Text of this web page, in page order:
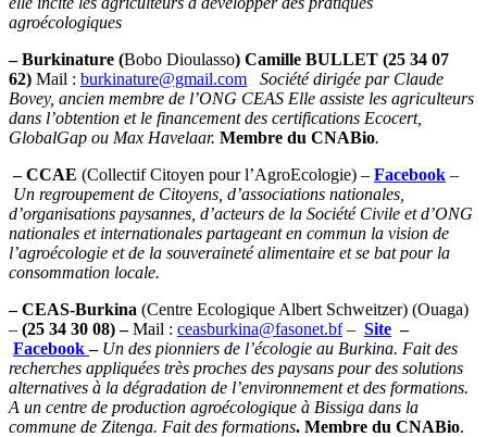
agroécologiques
– Burkinature (Bobo Dioulasso) Camille BULLET (25 34 07
62) Mail : burkinature@gmail.com
Société dirigée par Claude
Bovey, ancien membre de l’ONG CEAS Elle assiste les agriculteurs
dans l’obtention et le financement des certifications Ecocert,
GlobalGap ou Max Havelaar. Membre du CNABio.
– CCAE (Collectif Citoyen pour l’AgroEcologie) – Facebook –
Un regroupement de Citoyens, d’associations nationales,
d’organisations paysannes, d’acteurs de la Société Civile et d’ONG
nationales et internationales partageant en commun la vision de
l’agroécologie et de la souveraineté alimentaire et se bat pour la
consommation locale.
– CEAS-Burkina (Centre Ecologique Albert Schweitzer) (Ouaga)
– (25 34 30 08) –Mail : ceasburkina@fasonet.bf– Site –
Facebook– Un des pionniers de l’écologie au Burkina. Fait des
recherches appliquées très proches des paysans pour des solutions
alternatives à la dégradation de l’environnement et des formations.
A un centre de production agroécologique à Bissiga dans la
commune de Zitenga. Fait des formations. Membre du CNABio.